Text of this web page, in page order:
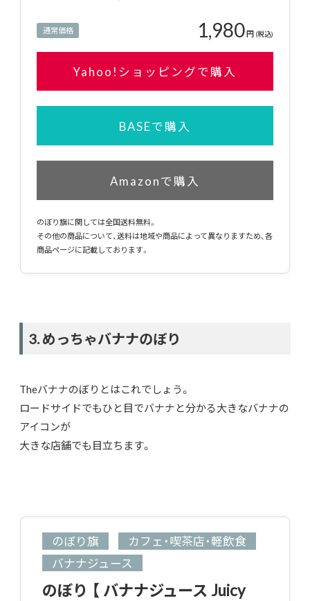
通常価格 1,980円 (税込)
Yahoo!ショッピングで購入
BASEで購入
Amazonで購入
のぼり旗に関しては全国送料無料。
その他の商品について、送料は地域や商品によって異なりますため、各
商品ページに記載しております。
3. めっちゃバナナのぼり
Theバナナのぼりとはこれでしょう。
ロードサイドでもひと目でバナナと分かる大きなバナナの
アイコンが
大きな店舗でも目立ちます。
のぼり旗
カフェ・喫茶店・軽飲食
バナナジュース
のぼり 【 バナナジュース Juicy